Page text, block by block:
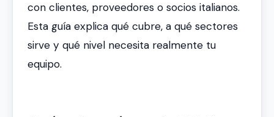
con clientes, proveedores o socios italianos.
Esta guía explica qué cubre, a qué sectores
sirve y qué nivel necesita realmente tu
equipo.